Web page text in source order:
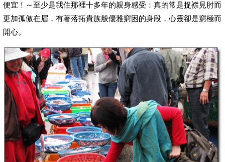
便宜！～至少是我住那裡十多年的親身感受：真的常是捉襟見肘而
更加孤傲在眉，有著落拓貴族般優雅窮困的身段，心靈卻是窮極而
開心。